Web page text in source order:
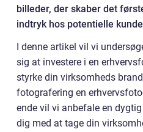
billeder, der skaber det
indtryk hos potentielle
I denne artikel vil vi
sig at investere i en
styrke din virksomheds
fotografering en
ende vil vi anbefale en
dig med at tage din